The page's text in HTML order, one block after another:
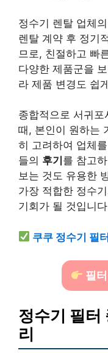
정수기 렌탈 업체의
렌탈 계약 후 정기
므로, 친절하고 빠
다양한 제품군을
라 제품 변경도 쉽
종합적으로 서귀
때, 본인이 원하는
히 고려하여 업체
들의 후기 를 참고
보는 것도 유용한
가장 적합한 정수
기회가 될 것입니
쿠쿠 정수기 필
필
정수기 필터
리